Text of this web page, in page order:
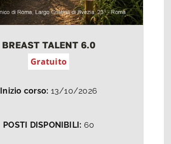
BREAST TALENT 6.0
Gratuito
Inizio corso: 13/10/2026
POSTI DISPONIBILI: 60